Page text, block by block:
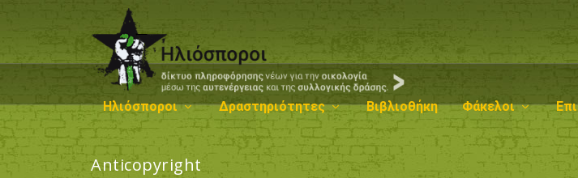
Ηλιόσποροι Δραστηριότητες Βιβλιοθήκη Φάκελοι
Anticopyright